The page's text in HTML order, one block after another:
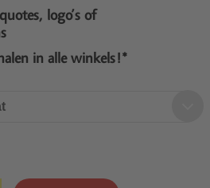
logo’s of
in alle winkels!*